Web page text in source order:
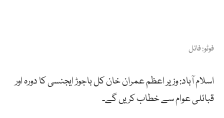
فوٹو: فائل
اسلام آباد: وزیر اعظم عمران خان کل باجوڑ ایجنسی کا دورہ اور
قبائلی عوام سے خطاب کریں گے۔